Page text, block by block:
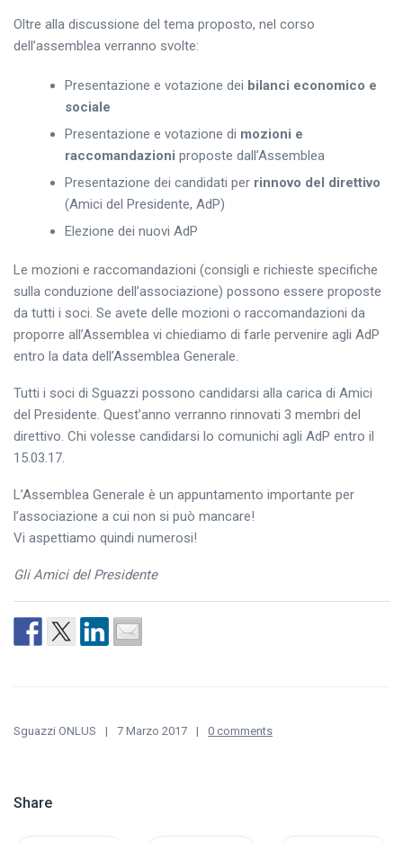
Oltre alla discussione del tema proposto, nel corso
dell’assemblea verranno svolte:
Presentazione e votazione dei bilanci economico e
sociale
Presentazione e votazione di mozioni e
raccomandazioni proposte dall’Assemblea
Presentazione dei candidati per rinnovo del direttivo
(Amici del Presidente, AdP)
Elezione dei nuovi AdP
Le mozioni e raccomandazioni (consigli e richieste specifiche
sulla conduzione dell’associazione) possono essere proposte
da tutti i soci. Se avete delle mozioni o raccomandazioni da
proporre all’Assemblea vi chiediamo di farle pervenire agli AdP
entro la data dell’Assemblea Generale.
Tutti i soci di Sguazzi possono candidarsi alla carica di Amici
del Presidente. Quest’anno verranno rinnovati 3 membri del
direttivo. Chi volesse candidarsi lo comunichi agli AdP entro il
15.03.17.
L’Assemblea Generale è un appuntamento importante per
l’associazione a cui non si può mancare!
Vi aspettiamo quindi numerosi!
Gli Amici del Presidente
Sguazzi ONLUS 7 Marzo 2017 0 comments
Share